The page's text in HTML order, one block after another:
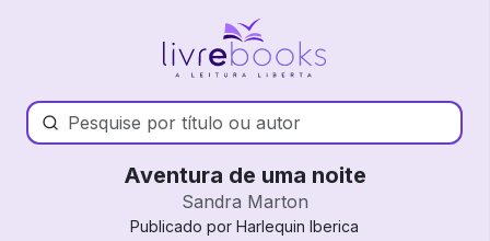
Aventura de uma noite
Sandra Marton
Publicado por Harlequin Iberica